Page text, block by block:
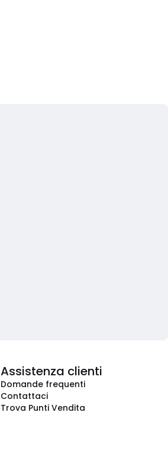
Assistenza clienti
Domande frequenti
Contattaci
Trova Punti Vendita